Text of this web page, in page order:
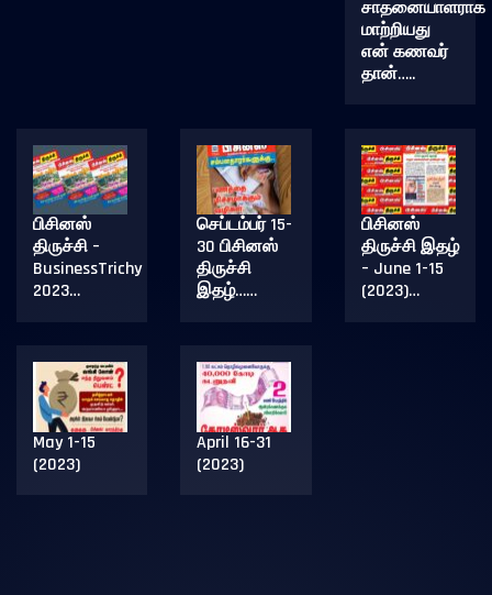
சாதனையாளராக
மாற்றியது
என் கணவர்
தான்…..
பிசினஸ்
திருச்சி –
BusinessTrichy
2023…
செப்டம்பர் 15-
30 பிசினஸ்
திருச்சி
இதழ்……
பிசினஸ்
திருச்சி இதழ்
– June 1-15
(2023)…
May 1-15
(2023)
April 16-31
(2023)